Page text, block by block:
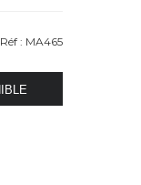
Réf : MA465